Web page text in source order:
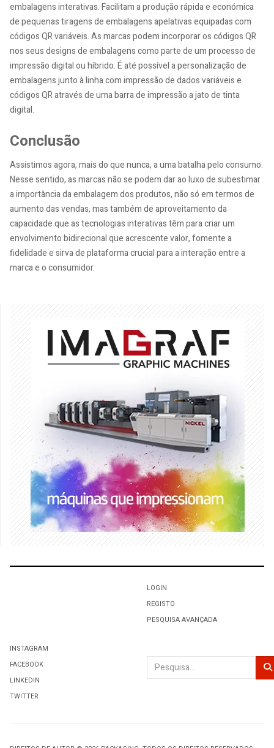
embalagens interativas. Facilitam a produção rápida e económica
de pequenas tiragens de embalagens apelativas equipadas com
códigos QR variáveis. As marcas podem incorporar os códigos QR
nos seus designs de embalagens como parte de um processo de
impressão digital ou híbrido. É até possível a personalização de
embalagens junto à linha com impressão de dados variáveis e
códigos QR através de uma barra de impressão a jato de tinta
digital.
Conclusão
Assistimos agora, mais do que nunca, a uma batalha pelo consumo.
Nesse sentido, as marcas não se podem dar ao luxo de subestimar
a importância da embalagem dos produtos, não só em termos de
aumento das vendas, mas também de aproveitamento da
capacidade que as tecnologias interativas têm para criar um
envolvimento bidirecional que acrescente valor, fomente a
fidelidade e sirva de plataforma crucial para a interação entre a
marca e o consumidor.
LOGIN
REGISTO
PESQUISA AVANÇADA
INSTAGRAM
FACEBOOK
LINKEDIN
TWITTER
Pesquisar